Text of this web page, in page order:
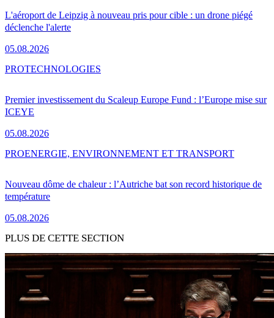
L'aéroport de Leipzig à nouveau pris pour cible : un drone piégé
déclenche l'alerte
05.08.2026
Premier investissement du Scaleup Europe Fund : l’Europe mise sur
ICEYE
05.08.2026
PROTECHNOLOGIES
Nouveau dôme de chaleur : l’Autriche bat son record historique de
température
05.08.2026
PROENERGIE, ENVIRONNEMENT ET TRANSPORT
PLUS DE CETTE SECTION